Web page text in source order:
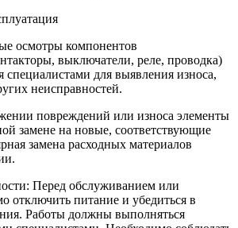
осмотры компонентов
выключатели, реле, проводка)
специалистами для выявления износа,
неисправностей.
повреждений или износа элементы
замене на новые, соответствующие
замена расходных материалов
Перед обслуживанием или
отключить питание и убедиться в
Работы должны выполняться